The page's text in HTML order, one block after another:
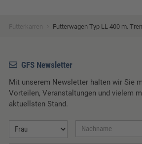
Futterkarren Futterwagen Typ LL 400 m.
GFS Newsletter
Mit unserem Newsletter halten wir Sie
Vorteilen, Veranstaltungen und vielem
aktuellsten Stand.